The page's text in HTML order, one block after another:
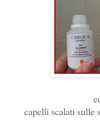
capelli scalati